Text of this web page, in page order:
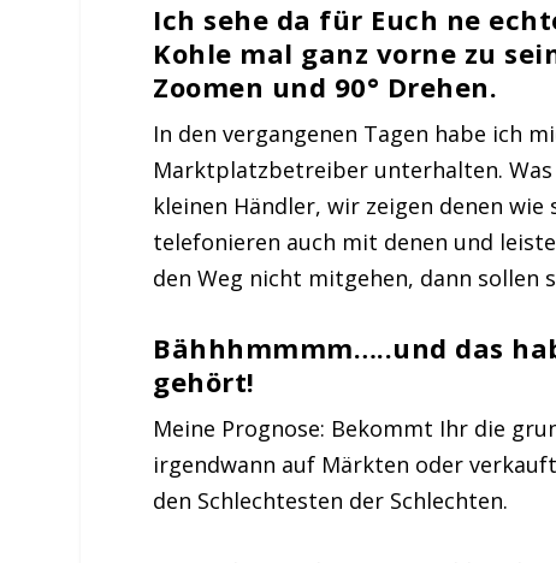
Ich sehe da für Euch ne
Kohle mal ganz vorne zu
Zoomen und 90° Drehen.
In den vergangenen Tagen habe ich
Marktplatzbetreiber unterhalten.
kleinen Händler, wir zeigen denen
telefonieren auch mit denen und
den Weg nicht mitgehen, dann sollen
Bähhhmmmm…..und das
gehört!
Meine Prognose: Bekommt Ihr die
irgendwann auf Märkten oder
den Schlechtesten der Schlechten.